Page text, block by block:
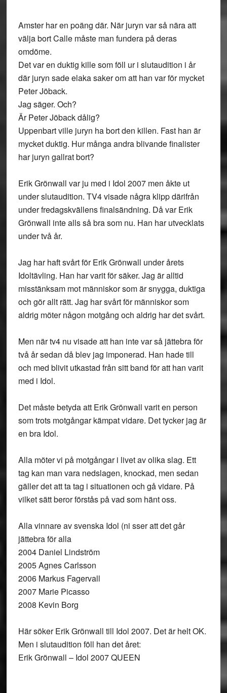
Amster har en poäng där. När juryn var så nära att
välja bort Calle måste man fundera på deras
omdöme.
Det var en duktig kille som föll ur i slutaudition i år
där juryn sade elaka saker om att han var för mycket
Peter Jöback.
Jag säger. Och?
Är Peter Jöback dålig?
Uppenbart ville juryn ha bort den killen. Fast han är
mycket duktig. Hur många andra blivande finalister
har juryn gallrat bort?
Erik Grönwall var ju med i Idol 2007 men åkte ut
under slutaudition. TV4 visade några klipp därifrån
under fredagskvällens finalsändning. Då var Erik
Grönwall inte alls så bra som nu. Han har utvecklats
under två år.
Jag har haft svårt för Erik Grönwall under årets
Idoltävling. Han har varit för säker. Jag är alltid
misstänksam mot människor som är snygga, duktiga
och gör allt rätt. Jag har svårt för människor som
aldrig möter någon motgång och aldrig har det svårt.
Men när tv4 nu visade att han inte var så jättebra för
två år sedan då blev jag imponerad. Han hade till
och med blivit utkastad från sitt band för att han varit
med i Idol.
Det måste betyda att Erik Grönwall varit en person
som trots motgångar kämpat vidare. Det tycker jag är
en bra Idol.
Alla möter vi på motgångar i livet av olika slag. Ett
tag kan man vara nedslagen, knockad, men sedan
gäller det att ta tag i situationen och gå vidare. På
vilket sätt beror förstås på vad som hänt oss.
Alla vinnare av svenska Idol (ni sser att det går
jättebra för alla
2004 Daniel Lindström
2005 Agnes Carlsson
2006 Markus Fagervall
2007 Marie Picasso
2008 Kevin Borg
Här söker Erik Grönwall till Idol 2007. Det är helt OK.
Men i slutaudition föll han det året:
Erik Grönwall – Idol 2007 QUEEN